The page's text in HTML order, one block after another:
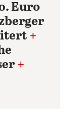
Euro
+
+